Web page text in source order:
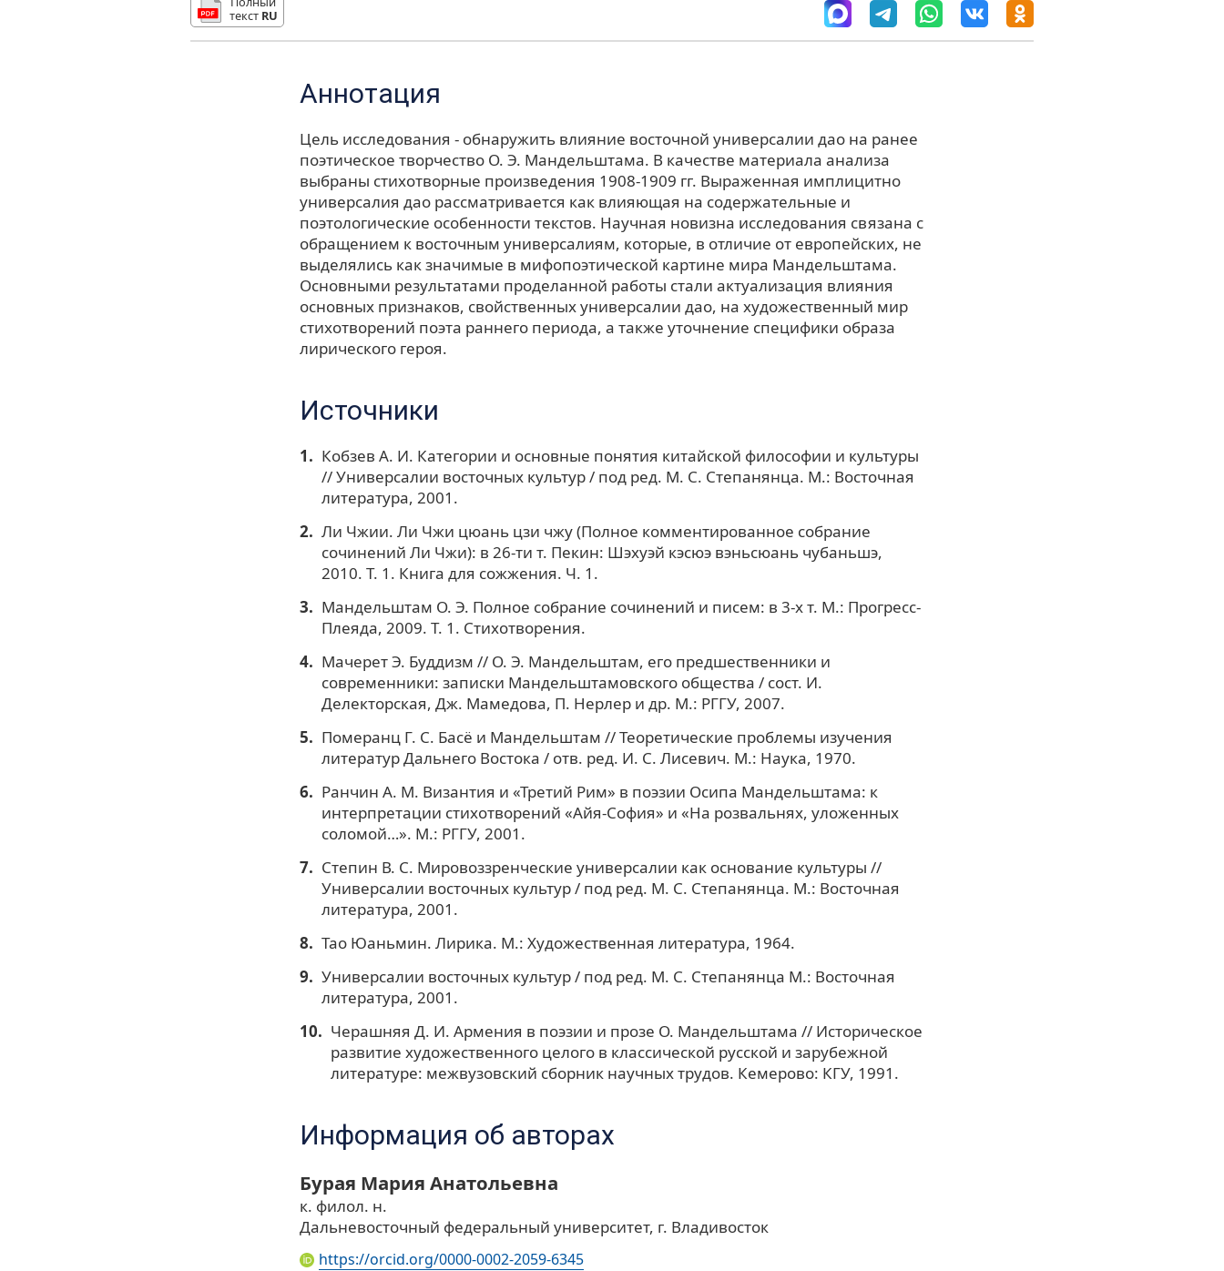
текст RU
Аннотация
Цель исследования - обнаружить влияние восточной универсалии дао на ранее
поэтическое творчество О. Э. Мандельштама. В качестве материала анализа
выбраны стихотворные произведения 1908-1909 гг. Выраженная имплицитно
универсалия дао рассматривается как влияющая на содержательные и
поэтологические особенности текстов. Научная новизна исследования связана с
обращением к восточным универсалиям, которые, в отличие от европейских, не
выделялись как значимые в мифопоэтической картине мира Мандельштама.
Основными результатами проделанной работы стали актуализация влияния
основных признаков, свойственных универсалии дао, на художественный мир
стихотворений поэта раннего периода, а также уточнение специфики образа
лирического героя.
Источники
Кобзев А. И. Категории и основные понятия китайской философии и культуры
// Универсалии восточных культур / под ред. М. С. Степанянца. М.: Восточная
литература, 2001.
Ли Чжии. Ли Чжи цюань цзи чжу (Полное комментированное собрание
сочинений Ли Чжи): в 26-ти т. Пекин: Шэхуэй кэсюэ вэньсюань чубаньшэ,
2010. Т. 1. Книга для сожжения. Ч. 1.
Мандельштам О. Э. Полное собрание сочинений и писем: в 3-х т. М.: Прогресс-
Плеяда, 2009. Т. 1. Стихотворения.
Мачерет Э. Буддизм // О. Э. Мандельштам, его предшественники и
современники: записки Мандельштамовского общества / сост. И.
Делекторская, Дж. Мамедова, П. Нерлер и др. М.: РГГУ, 2007.
Померанц Г. С. Басё и Мандельштам // Теоретические проблемы изучения
литератур Дальнего Востока / отв. ред. И. С. Лисевич. М.: Наука, 1970.
Ранчин А. М. Византия и «Третий Рим» в поэзии Осипа Мандельштама: к
интерпретации стихотворений «Айя-София» и «На розвальнях, уложенных
соломой…». М.: РГГУ, 2001.
Степин В. С. Мировоззренческие универсалии как основание культуры //
Универсалии восточных культур / под ред. М. С. Степанянца. М.: Восточная
литература, 2001.
Тао Юаньмин. Лирика. М.: Художественная литература, 1964.
Универсалии восточных культур / под ред. М. С. Степанянца М.: Восточная
литература, 2001.
Черашняя Д. И. Армения в поэзии и прозе О. Мандельштама // Историческое
развитие художественного целого в классической русской и зарубежной
литературе: межвузовский сборник научных трудов. Кемерово: КГУ, 1991.
Информация об авторах
Бурая Мария Анатольевна
к. филол. н.
Дальневосточный федеральный университет, г. Владивосток
https://orcid.org/0000-0002-2059-6345